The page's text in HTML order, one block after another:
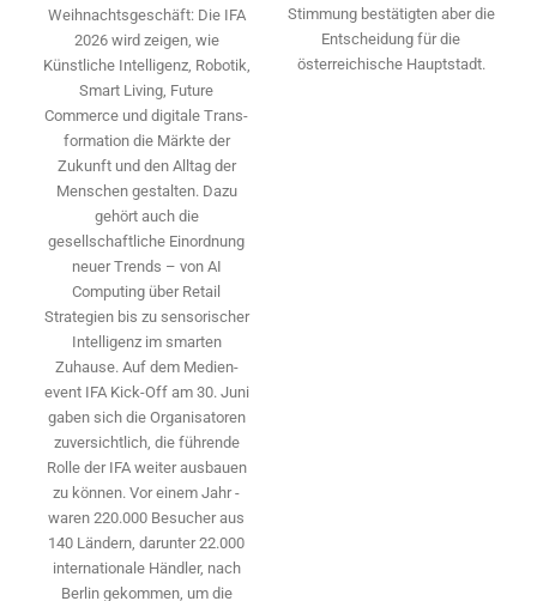
Weihnachtsgeschäft: Die IFA
2026 wird ­zeigen, wie
Künstliche Intelligenz, Robotik,
Smart Living, Future
Commerce und digitale Trans­
formation die Märkte der
Zukunft und den Alltag der
Menschen gestalten. Dazu
gehört auch die
gesellschaftliche Einordnung
neuer Trends – von AI
Computing über Retail
Strategien bis zu sensorischer
Intelligenz im smarten
Zuhause. Auf dem Medien­
event IFA Kick-Off am 30. Juni
gaben sich die Organisatoren
zuversichtlich, die führende
Rolle der IFA weiter ausbauen
zu können. Vor einem Jahr ­
waren 220.000 Besucher aus
140 ­Ländern, ­darunter 22.000
internationale Händler, nach
Berlin gekommen, um die
Stimmung bestätigten aber die
Entscheidung für die
österreichische Hauptstadt.